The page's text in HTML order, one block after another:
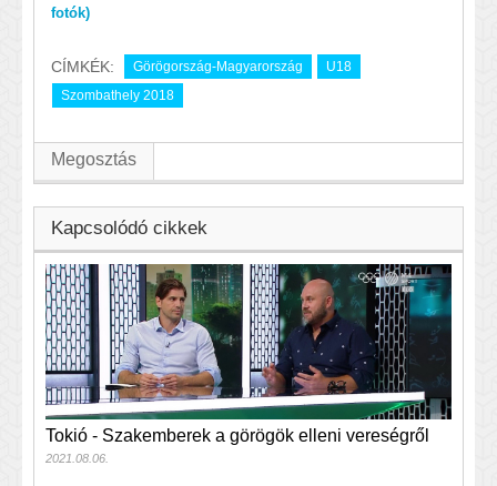
fotók)
CÍMKÉK: Görögország-Magyarország
U18
Szombathely 2018
Megosztás
Kapcsolódó cikkek
Tokió - Szakemberek a görögök elleni vereségről
2021.08.06.